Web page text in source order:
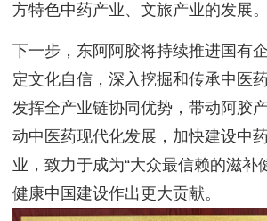
方特色中药产业、文旅产业的发展。
下一步，东阿阿胶将持续推进国有
定文化自信，深入挖掘和传承中医
发挥全产业链协同优势，带动阿胶
动中医药现代化发展，加快建设中
业，致力于成为“大众最信赖的滋补
健康中国建设作出更大贡献。